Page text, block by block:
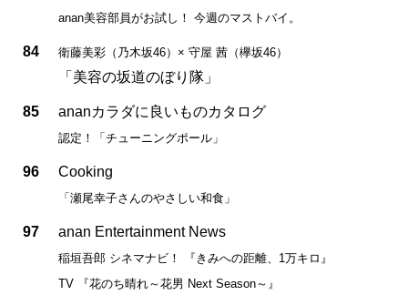
anan美容部員がお試し！ 今週のマストバイ。
84 衛藤美彩（乃木坂46）× 守屋 茜（欅坂46）
「美容の坂道のぼり隊」
85 ananカラダに良いものカタログ
認定！「チューニングポール」
96 Cooking
「瀬尾幸子さんのやさしい和食」
97 anan Entertainment News
稲垣吾郎 シネマナビ！ 『きみへの距離、1万キロ』
TV 『花のち晴れ～花男 Next Season～』